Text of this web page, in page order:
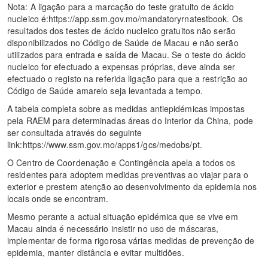
Nota: A ligação para a marcação do teste gratuito de ácido
nucleico é:https://app.ssm.gov.mo/mandatoryrnatestbook. Os
resultados dos testes de ácido nucleico gratuitos não serão
disponibilizados no Código de Saúde de Macau e não serão
utilizados para entrada e saída de Macau. Se o teste do ácido
nucleico for efectuado a expensas próprias, deve ainda ser
efectuado o registo na referida ligação para que a restrição ao
Código de Saúde amarelo seja levantada a tempo.
A tabela completa sobre as medidas antiepidémicas impostas
pela RAEM para determinadas áreas do Interior da China, pode
ser consultada através do seguinte
link:https://www.ssm.gov.mo/apps1/gcs/medobs/pt.
O Centro de Coordenação e Contingência apela a todos os
residentes para adoptem medidas preventivas ao viajar para o
exterior e prestem atenção ao desenvolvimento da epidemia nos
locais onde se encontram.
Mesmo perante a actual situação epidémica que se vive em
Macau ainda é necessário insistir no uso de máscaras,
implementar de forma rigorosa várias medidas de prevenção de
epidemia, manter distância e evitar multidões.